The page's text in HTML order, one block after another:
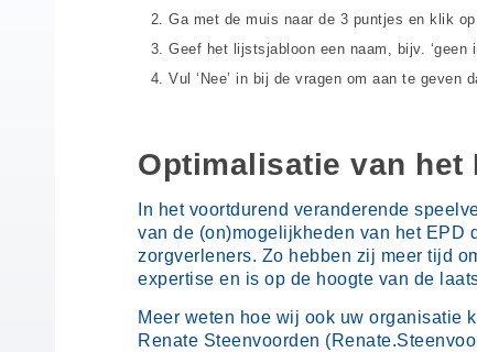
Ga met de muis naar de 3 puntjes en klik
Geef het lijstsjabloon een naam, bijv. ‘geen
Vul ‘Nee’ in bij de vragen om aan te
Optimalisatie van het
In het voortdurend veranderende
van de (on)mogelijkheden van het EPD
zorgverleners. Zo hebben zij meer tijd
expertise en is op de hoogte van de
Meer weten hoe wij ook uw organisatie
Renate Steenvoorden